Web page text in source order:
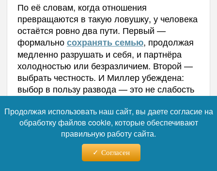
По её словам, когда отношения
превращаются в такую ловушку, у человека
остаётся ровно два пути. Первый —
формальносохранять семью, продолжая
медленно разрушать и себя, и партнёра
холодностью или безразличием. Второй —
выбрать честность. И Миллер убеждена:
выбор в пользу развода — это не слабость
и не эгоизм. Это мужество.
Продолжая использовать наш сайт, вы даете согласие на
обработку файлов cookie, которые обеспечивают
правильную работу сайта.
Согласен